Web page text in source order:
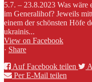
5.7. – 23.8.2023 Was wäre
im Generalihof? Jeweils
einem der schönsten Höfe
ukrainis...
View on Facebook
· Share
Auf Facebook teilen
Per E-Mail teilen